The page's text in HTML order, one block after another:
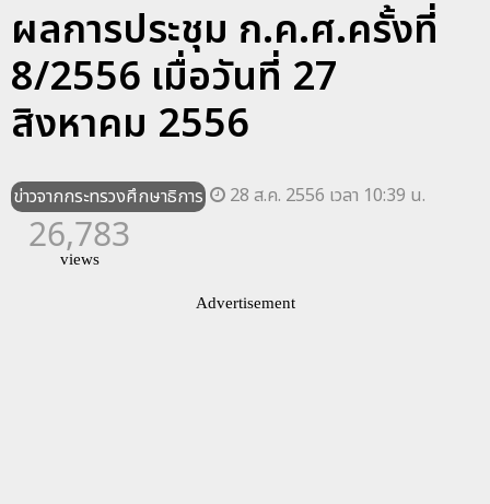
ผลการประชุม ก.ค.ศ.ครั้งที่
8/2556 เมื่อวันที่ 27
สิงหาคม 2556
ข่าวจากกระทรวงศึกษาธิการ 28 ส.ค. 2556 เวลา 10:39 น.
26,783
views
Advertisement